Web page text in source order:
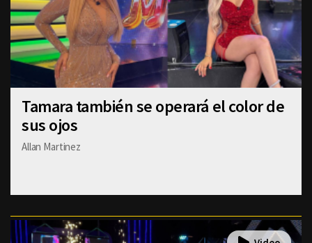
Tamara también se operará el color de
sus ojos
Allan Martinez